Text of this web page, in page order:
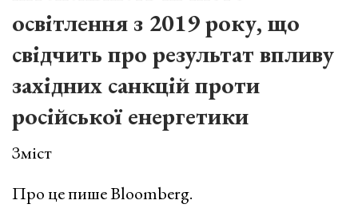
освітлення з 2019 року, що
свідчить про результат впливу
західних санкцій проти
російської енергетики
Зміст
Про це пише Bloomberg.